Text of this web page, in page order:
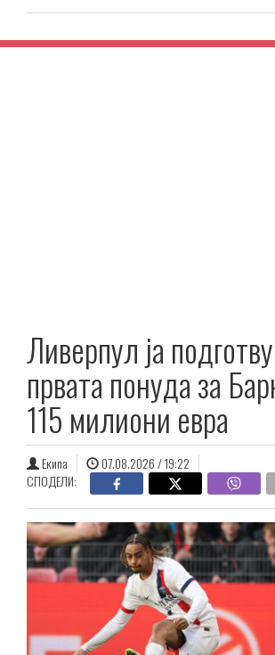
Ливерпул ја
првата понуда за
115 милиони евра
Екипа
07.08.2026 / 19:22
СПОДЕЛИ: